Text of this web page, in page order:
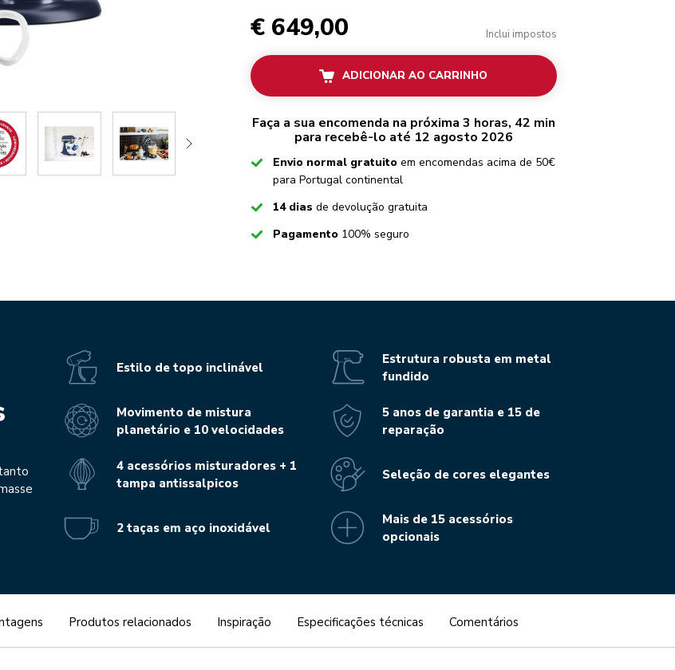
€ 649,00 Inclui impostos
ADICIONAR AO CARRINHO
Faça a sua encomenda na próxima 3 horas, 42 min
para recebê-lo até 12 agosto 2026
CheckedEnvio normal gratuitoem encomendas acima de 50€
para Portugal continental
Checked
14 dias de devolução gratuita
CheckedPagamento100% seguro
Estilo de topo inclinável
Movimento de mistura
planetário e 10 velocidades
4 acessórios misturadores + 1
tampa antissalpicos
2 taças em aço inoxidável
Estrutura robusta em metal
fundido
5 anos de garantia e 15 de
reparação
Seleção de cores elegantes
Mais de 15 acessórios
opcionais
Produtos relacionados Inspiração Especificações técnicas Comentários